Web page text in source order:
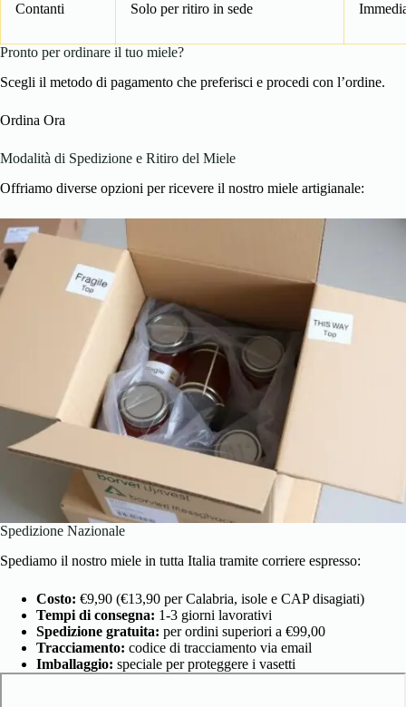
Contanti Solo per ritiro in sede
Pronto per ordinare il tuo miele?
Scegli il metodo di pagamento che preferisci e procedi con l’ordine.
Ordina Ora
Modalità di Spedizione e Ritiro del Miele
Offriamo diverse opzioni per ricevere il nostro miele artigianale:
Spedizione Nazionale
Spediamo il nostro miele in tutta Italia tramite corriere espresso:
Costo: €9,90 (€13,90 per Calabria, isole e CAP disagiati)
Tempi di consegna: 1-3 giorni lavorativi
Spedizione gratuita: per ordini superiori a €99,00
Tracciamento: codice di tracciamento via email
Imballaggio: speciale per proteggere i vasetti